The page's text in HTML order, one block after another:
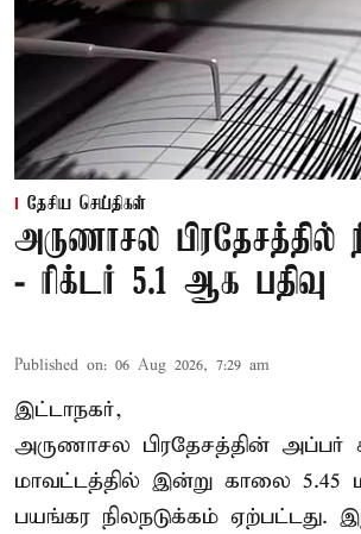
தேசிய செய்திகள்
அருணாசல பிரதேசத்தில்
- ரிக்டர் 5.1 ஆக பதிவு
Published on: 06 Aug 2026, 7:29 am
இட்டாநகர்,
அருணாசல பிரதேசத்தின் அப்பர்
மாவட்டத்தில் இன்று காலை 5.45
பயங்கர நிலநடுக்கம் ஏற்பட்டது.